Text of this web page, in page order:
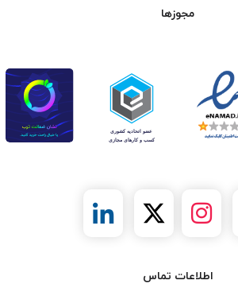
مجوزها
اطلاعات تماس